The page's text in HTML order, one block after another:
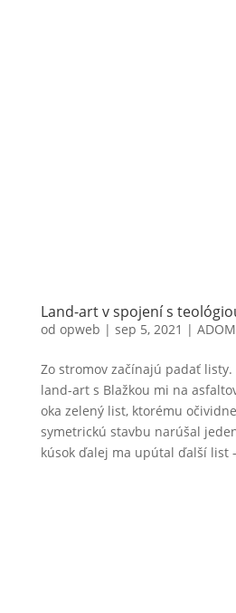
Land-art v spojení s
od opweb | sep 5, 2021 | ADOM
Zo stromov začínajú padať
land-art s Blažkou mi na
oka zelený list, ktorému
symetrickú stavbu narúšal
kúsok ďalej ma upútal ďalší list